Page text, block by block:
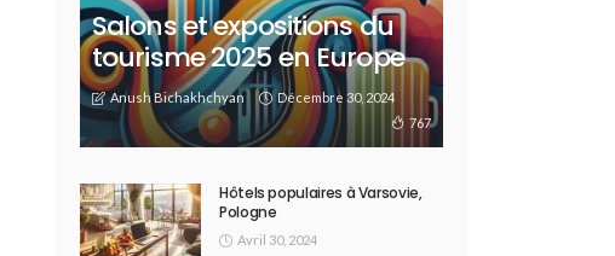
Salons et expositions du
tourisme 2025 en Europe
Anush Bichakhchyan
Décembre 30, 2024
767
Hôtels populaires à Varsovie,
Pologne
Avril 30, 2024